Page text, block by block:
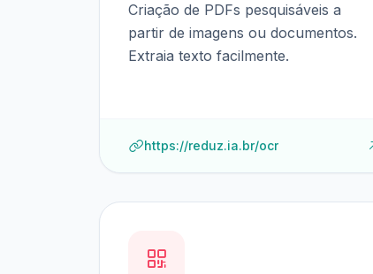
Criação de PDFs pesquisáveis a
partir de imagens ou documentos.
Extraia texto facilmente.
https://reduz.ia.br/ocr